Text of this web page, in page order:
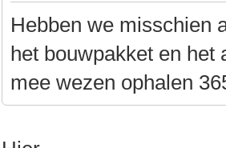
Hebben we misschien
het bouwpakket en het
mee wezen ophalen